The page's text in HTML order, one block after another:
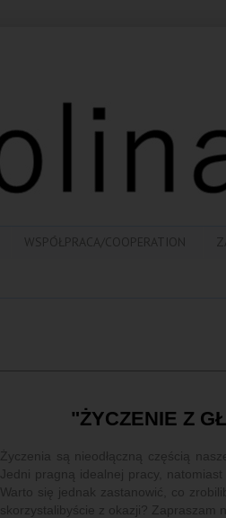
WSPÓŁPRACA/COOPERATION
"ŻYCZENIE Z
Życzenia są nieodłączną częścią
Jedni pragną idealnej pracy,
Warto się jednak zastanowić, co
skorzystalibyście z okazji? Zapraszam